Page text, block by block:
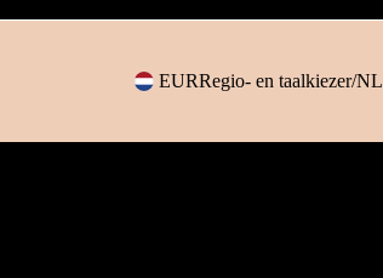
EURRegio- en taalkiezer/NL